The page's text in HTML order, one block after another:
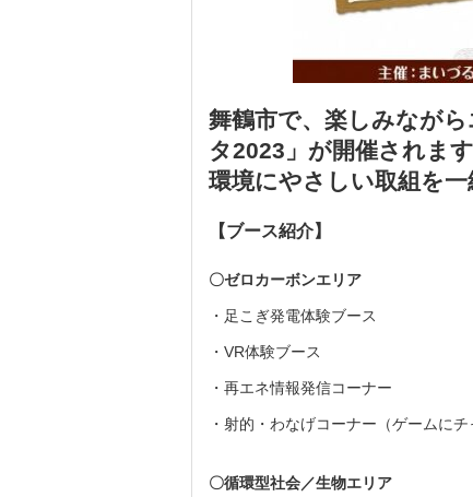
舞鶴市で、楽しみなが
タ2023」が開催されます
環境にやさしい取組を
【ブース紹介】
〇ゼロカーボンエリア
・足こぎ発電体験ブース
・VR体験ブース
・再エネ情報発信コーナー
・射的・わなげコーナー（ゲームに
〇循環型社会／生物エリア